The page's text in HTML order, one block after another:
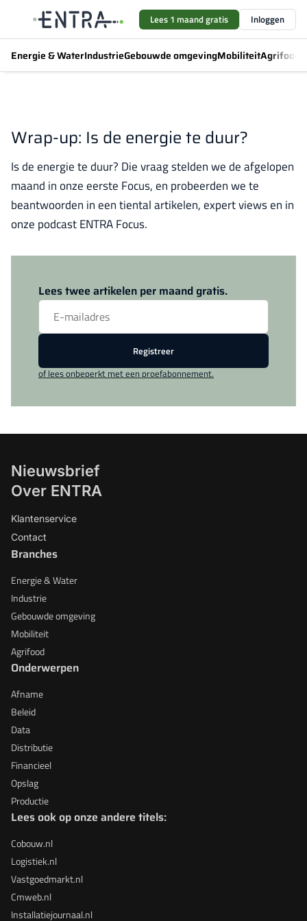
Lees 1 maand gratis Inloggen
Energie & WaterIndustrieGebouwde omgevingMobiliteitAgrifood
Wrap-up: Is de energie te duur?
Is de energie te duur? Die vraag stelden we de afgelopen
maand in onze eerste Focus, en probeerden we te
beantwoorden in een tiental artikelen, expert views en in
onze podcast ENTRA Focus.
Lees twee artikelen per maand gratis.
Registreer
of lees onbeperkt met een proefabonnement.
Nieuwsbrief
Over ENTRA
Klantenservice
Contact
Branches
Energie & Water
Industrie
Gebouwde omgeving
Mobiliteit
Agrifood
Onderwerpen
Afname
Beleid
Data
Distributie
Financieel
Opslag
Productie
Lees ook op onze andere titels:
Cobouw.nl
Logistiek.nl
Vastgoedmarkt.nl
Cmweb.nl
Installatiejournaal.nl